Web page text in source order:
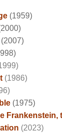
(1959)
(2007)
(1986)
(1975)
Frankenstein,
(2023)